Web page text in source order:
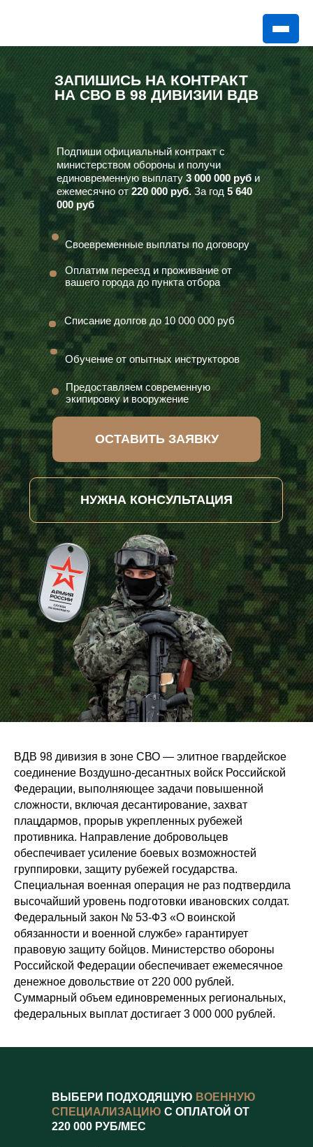
ЗАПИШИСЬ НА КОНТРАКТ
НА СВО В 98 ДИВИЗИИ ВДВ
Подпиши официальный контракт с
министерством обороны и получи
единовременную выплату3 000 000 руб и
ежемесячно от220 000 руб.За год 5 640
000 руб
ОСТАВИТЬ ЗАЯВКУ
НУЖНА КОНСУЛЬТАЦИЯ
Оплатим переезд и проживание от
вашего города до пункта отбора
Предоставляем современную
экипировку и вооружение
Списание долгов до 10 000 000 руб
Обучение от опытных инструкторов
Своевременные выплаты по договору
ВДВ 98 дивизия в зоне СВО — элитное гвардейское
соединение Воздушно-десантных войск Российской
Федерации, выполняющее задачи повышенной
сложности, включая десантирование, захват
плацдармов, прорыв укрепленных рубежей
противника. Направление добровольцев
обеспечивает усиление боевых возможностей
группировки, защиту рубежей государства.
Специальная военная операция не раз подтвердила
высочайший уровень подготовки ивановских солдат.
Федеральный закон № 53-ФЗ «О воинской
обязанности и военной службе» гарантирует
правовую защиту бойцов. Министерство обороны
Российской Федерации обеспечивает ежемесячное
денежное довольствие от 220 000 рублей.
Суммарный объем единовременных региональных,
федеральных выплат достигает 3 000 000 рублей.
ВЫБЕРИ ПОДХОДЯЩУЮ ВОЕННУЮ
СПЕЦИАЛИЗАЦИЮ С ОПЛАТОЙ ОТ
220 000 РУБ/МЕС